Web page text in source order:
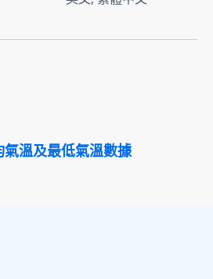
溫及最低氣溫數據